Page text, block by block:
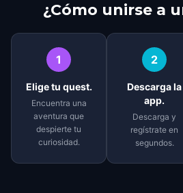
¿Cómo unirse a
1
Elige tu quest.
Encuentra una
aventura que
despierte tu
curiosidad.
2
Descarga la
app.
Descarga y
regístrate en
segundos.